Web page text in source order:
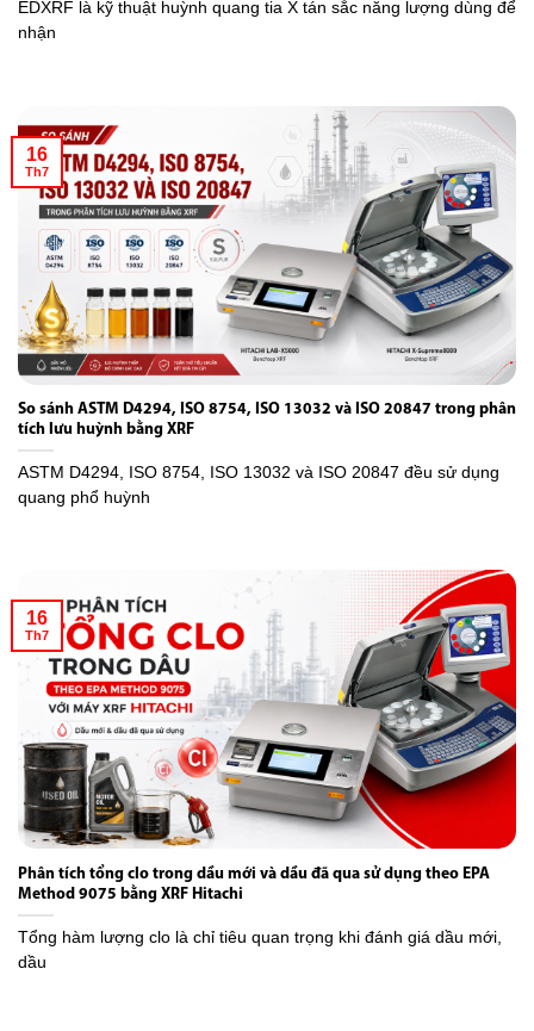
EDXRF là kỹ thuật huỳnh quang tia X tán sắc năng lượng dùng để
nhận
So sánh ASTM D4294, ISO 8754, ISO 13032 và ISO 20847 trong phân
tích lưu huỳnh bằng XRF
ASTM D4294, ISO 8754, ISO 13032 và ISO 20847 đều sử dụng
quang phổ huỳnh
16
Th7
Phân tích tổng clo trong dầu mới và dầu đã qua sử dụng theo EPA
Method 9075 bằng XRF Hitachi
Tổng hàm lượng clo là chỉ tiêu quan trọng khi đánh giá dầu mới,
dầu
16
Th7